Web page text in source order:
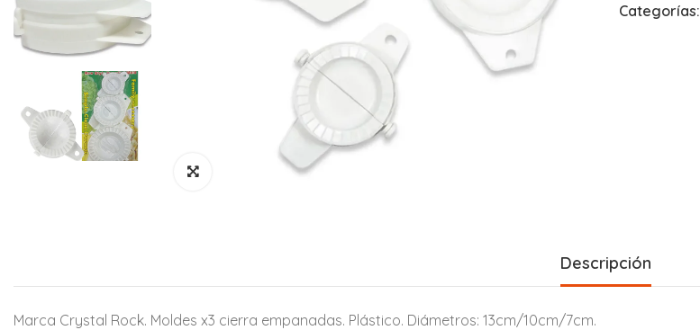
Categorías:
Descripción
Marca Crystal Rock. Moldes x3 cierra empanadas. Plástico. Diámetros: 13cm/10cm/7cm.